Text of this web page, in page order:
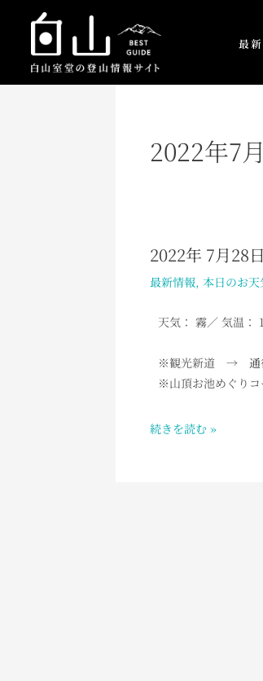
最
2022年7
2022年 7月28
最新情報, 本日のお天
天気： 霧／ 気温：
※観光新道 → 通
※山頂お池めぐり
2022
年
月
日
AM
白
続きを読む »